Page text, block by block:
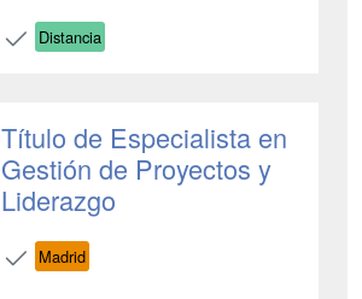
Distancia
Título de Especialista en
Gestión de Proyectos y
Liderazgo
Madrid